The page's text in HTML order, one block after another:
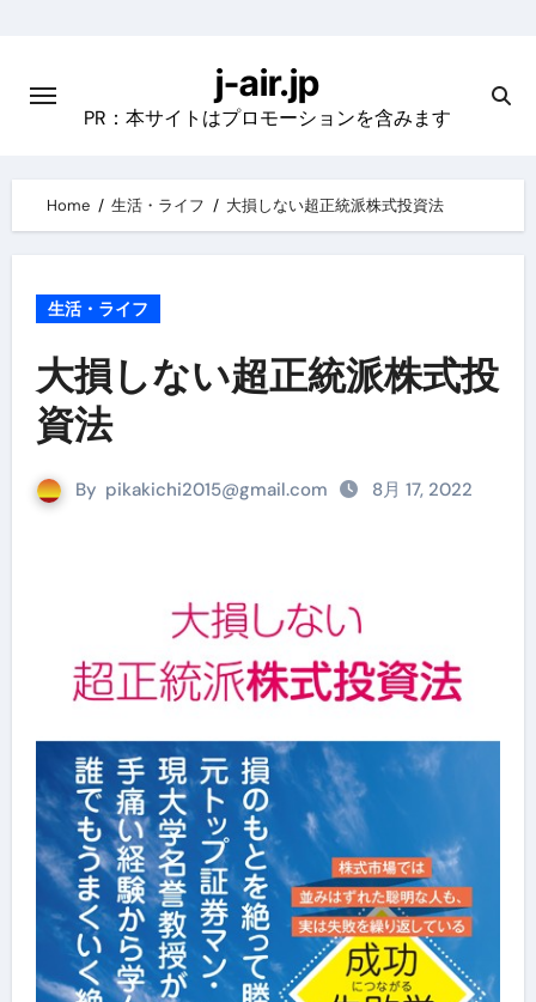
content
j-air.jp
PR：本サイトはプロモーションを含みます
Home 生活・ライフ 大損しない超正統派株式投資法
生活・ライフ
大損しない超正統派株式投
資法
By pikakichi2015@gmail.com 8月 17, 2022